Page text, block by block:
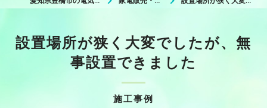
施工事例
設置場所が狭く大変でしたが、無
事設置できました